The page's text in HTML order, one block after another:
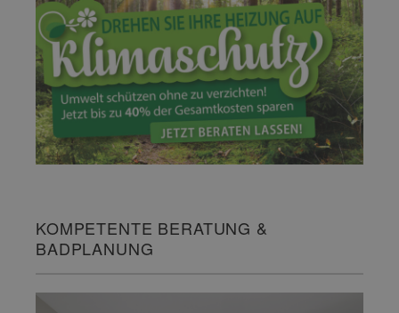
KOMPETENTE BERATUNG &
BADPLANUNG